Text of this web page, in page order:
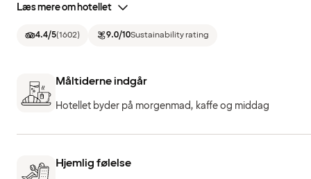
Læs mere om hotellet
4.4/5(1602) 9.0/10Sustainability rating
Måltiderne indgår
Hotellet byder på morgenmad, kaffe og middag
Hjemlig følelse